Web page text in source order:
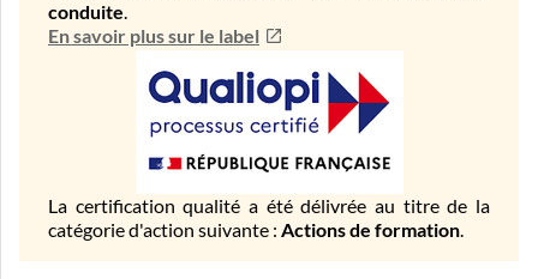
conduite.
En savoir plus sur le label
La certification qualité a été délivrée au titre de la
catégorie d'action suivante : Actions de formation.